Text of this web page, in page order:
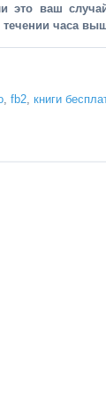
это ваш
часа
, fb2, книги